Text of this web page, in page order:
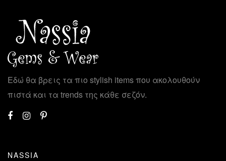
Εδώ θα βρεις τα πιο stylish items που ακολουθούν
πιστά και τα trends της κάθε σεζόν.
NASSIA